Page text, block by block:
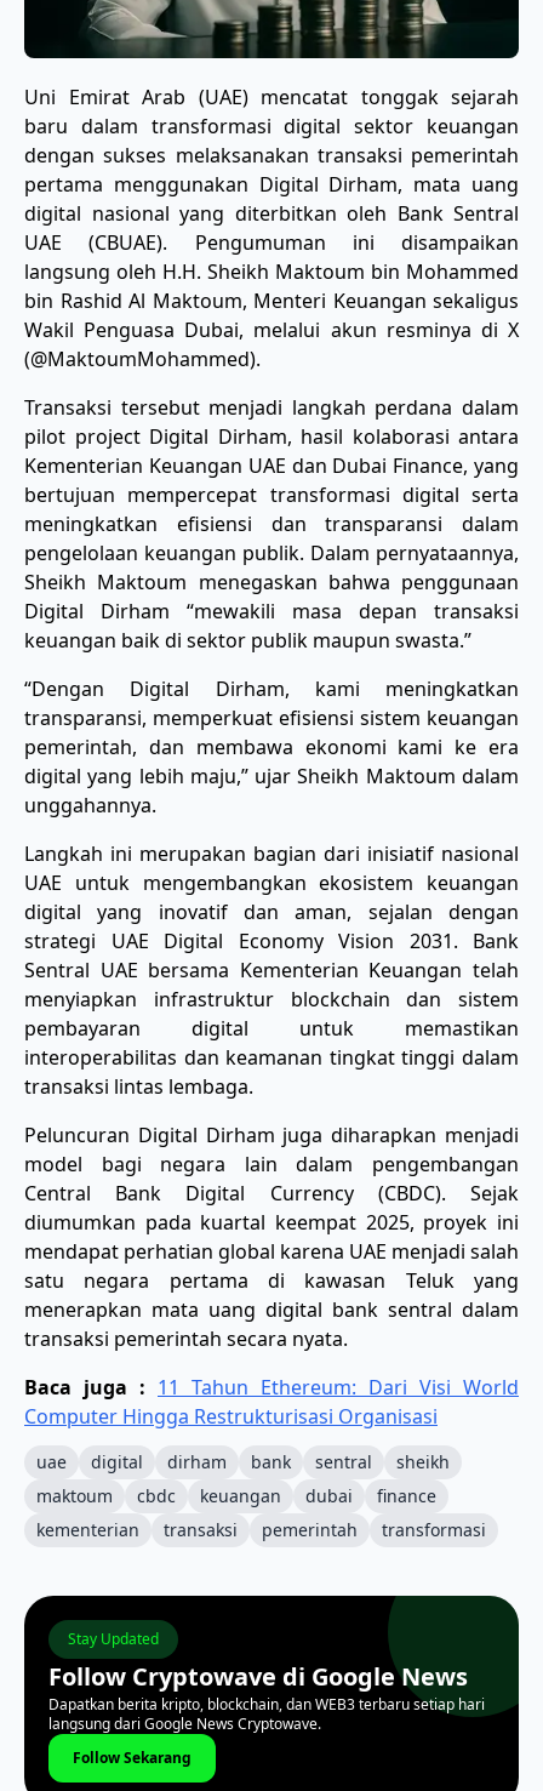
Uni Emirat Arab (UAE) mencatat tonggak sejarah
baru dalam transformasi digital sektor keuangan
dengan sukses melaksanakan transaksi pemerintah
pertama menggunakan Digital Dirham, mata uang
digital nasional yang diterbitkan oleh Bank Sentral
UAE (CBUAE). Pengumuman ini disampaikan
langsung oleh H.H. Sheikh Maktoum bin Mohammed
bin Rashid Al Maktoum, Menteri Keuangan sekaligus
Wakil Penguasa Dubai, melalui akun resminya di X
(@MaktoumMohammed).
Transaksi tersebut menjadi langkah perdana dalam
pilot project Digital Dirham, hasil kolaborasi antara
Kementerian Keuangan UAE dan Dubai Finance, yang
bertujuan mempercepat transformasi digital serta
meningkatkan efisiensi dan transparansi dalam
pengelolaan keuangan publik. Dalam pernyataannya,
Sheikh Maktoum menegaskan bahwa penggunaan
Digital Dirham “mewakili masa depan transaksi
keuangan baik di sektor publik maupun swasta.”
“Dengan Digital Dirham, kami meningkatkan
transparansi, memperkuat efisiensi sistem keuangan
pemerintah, dan membawa ekonomi kami ke era
digital yang lebih maju,” ujar Sheikh Maktoum dalam
unggahannya.
Langkah ini merupakan bagian dari inisiatif nasional
UAE untuk mengembangkan ekosistem keuangan
digital yang inovatif dan aman, sejalan dengan
strategi UAE Digital Economy Vision 2031. Bank
Sentral UAE bersama Kementerian Keuangan telah
menyiapkan infrastruktur blockchain dan sistem
pembayaran digital untuk memastikan
interoperabilitas dan keamanan tingkat tinggi dalam
transaksi lintas lembaga.
Peluncuran Digital Dirham juga diharapkan menjadi
model bagi negara lain dalam pengembangan
Central Bank Digital Currency (CBDC). Sejak
diumumkan pada kuartal keempat 2025, proyek ini
mendapat perhatian global karena UAE menjadi salah
satu negara pertama di kawasan Teluk yang
menerapkan mata uang digital bank sentral dalam
transaksi pemerintah secara nyata.
Baca juga : 11 Tahun Ethereum: Dari Visi World
Computer Hingga Restrukturisasi Organisasi
uae digital dirham bank sentral
sheikh
maktoum
cbdc keuangan dubai
finance
kementerian
transaksi pemerintah transformasi
Stay Updated
Follow Cryptowave di Google News
Dapatkan berita kripto, blockchain, dan WEB3 terbaru setiap hari
langsung dari Google News Cryptowave.
Follow Sekarang